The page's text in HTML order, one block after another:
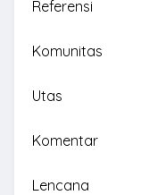
Referensi
Komunitas
Utas
Komentar
Lencana